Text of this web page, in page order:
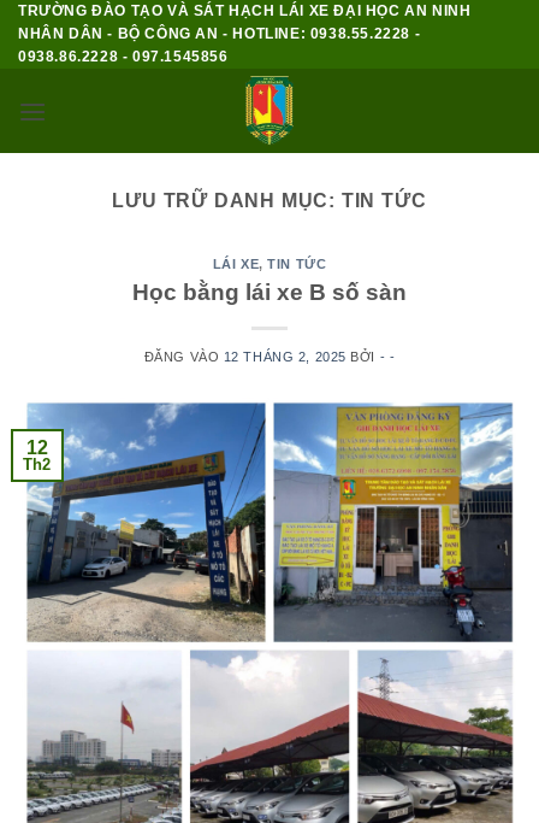
Bỏ
qua
dung
TRƯỜNG ĐÀO TẠO VÀ SÁT HẠCH LÁI XE ĐẠI HỌC AN NINH
NHÂN DÂN - BỘ CÔNG AN - HOTLINE: 0938.55.2228 -
0938.86.2228 - 097.1545856
LƯU TRỮ DANH MỤC: TIN TỨC
LÁI XE,TIN TỨC
Học bằng lái xe B số sàn
ĐĂNG VÀO 12 THÁNG 2, 2025 BỞI - -
12
Th2